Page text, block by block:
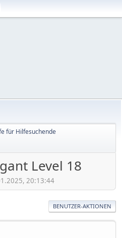
für Hilfesuchende
Level 18
20:13:44
BENUTZER-AKTIONEN